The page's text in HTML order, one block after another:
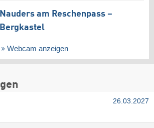
Nauders am Reschenpass –
Bergkastel
Webcam anzeigen
26.03.2027